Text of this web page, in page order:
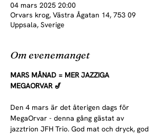
04 mars 2025 20:00
Orvars krog, Västra Ågatan 14, 753 09
Uppsala, Sverige
Om evenemanget
MARS MÅNAD = MER JAZZIGA
MEGAORVAR 🎷
Den 4 mars är det återigen dags för
MegaOrvar - denna gång gästat av
jazztrion JFH Trio. God mat och dryck, god